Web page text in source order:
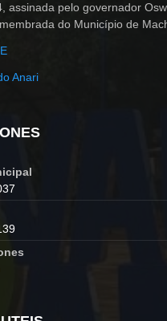
assinada pelo governador
do Município de
Anari